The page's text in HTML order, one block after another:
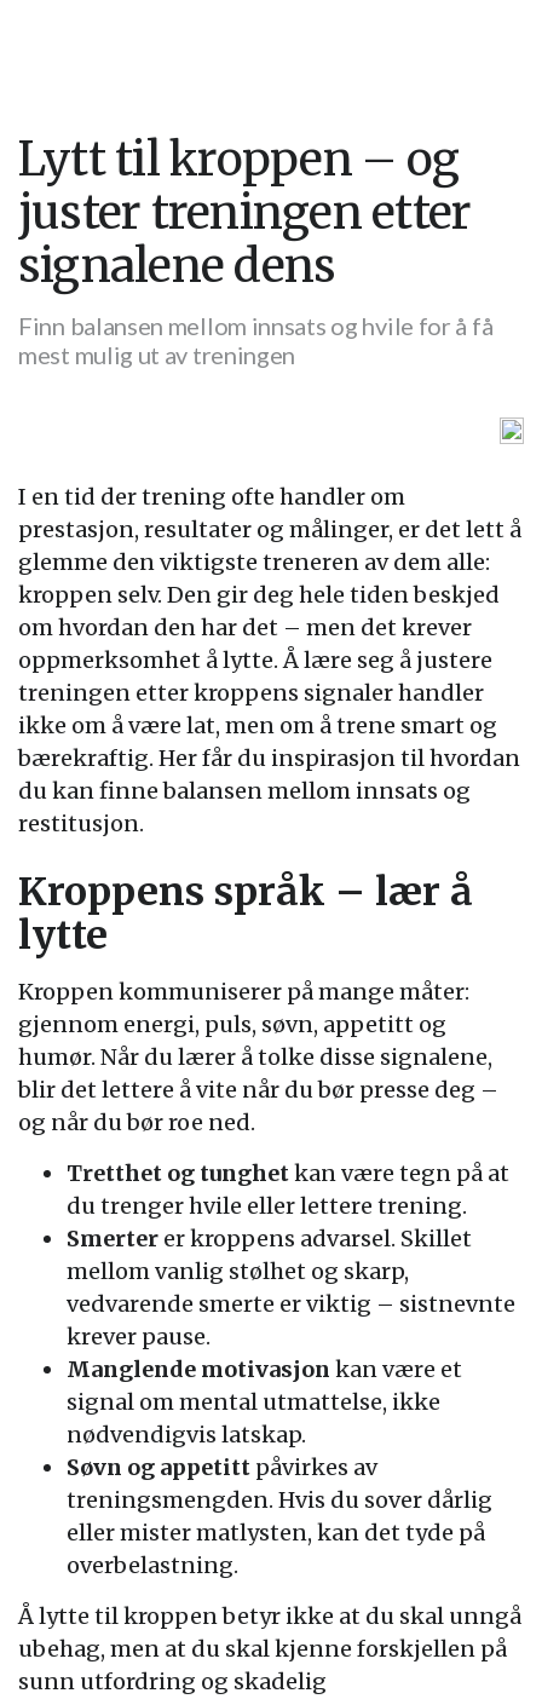
Lytt til kroppen – og
juster treningen etter
signalene dens
Finn balansen mellom innsats og hvile for å få
mest mulig ut av treningen
I en tid der trening ofte handler om
prestasjon, resultater og målinger, er det lett å
glemme den viktigste treneren av dem alle:
kroppen selv. Den gir deg hele tiden beskjed
om hvordan den har det – men det krever
oppmerksomhet å lytte. Å lære seg å justere
treningen etter kroppens signaler handler
ikke om å være lat, men om å trene smart og
bærekraftig. Her får du inspirasjon til hvordan
du kan finne balansen mellom innsats og
restitusjon.
Kroppens språk – lær å
lytte
Kroppen kommuniserer på mange måter:
gjennom energi, puls, søvn, appetitt og
humør. Når du lærer å tolke disse signalene,
blir det lettere å vite når du bør presse deg –
og når du bør roe ned.
Tretthet og tunghetkan være tegn på at
du trenger hvile eller lettere trening.
Smerter er kroppens advarsel. Skillet
mellom vanlig stølhet og skarp,
vedvarende smerte er viktig – sistnevnte
krever pause.
Manglende motivasjon kan være et
signal om mental utmattelse, ikke
nødvendigvis latskap.
Søvn og appetitt påvirkes av
treningsmengden. Hvis du sover dårlig
eller mister matlysten, kan det tyde på
overbelastning.
Å lytte til kroppen betyr ikke at du skal unngå
ubehag, men at du skal kjenne forskjellen på
sunn utfordring og skadelig